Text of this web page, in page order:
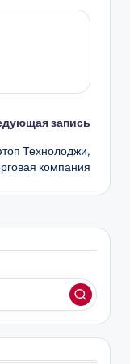
запись
Технолоджи,
компания